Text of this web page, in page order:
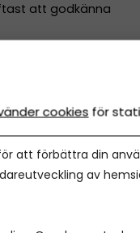
att godkänna
mot
bokföringen.
som gör
cookies för
att förbättra din
av